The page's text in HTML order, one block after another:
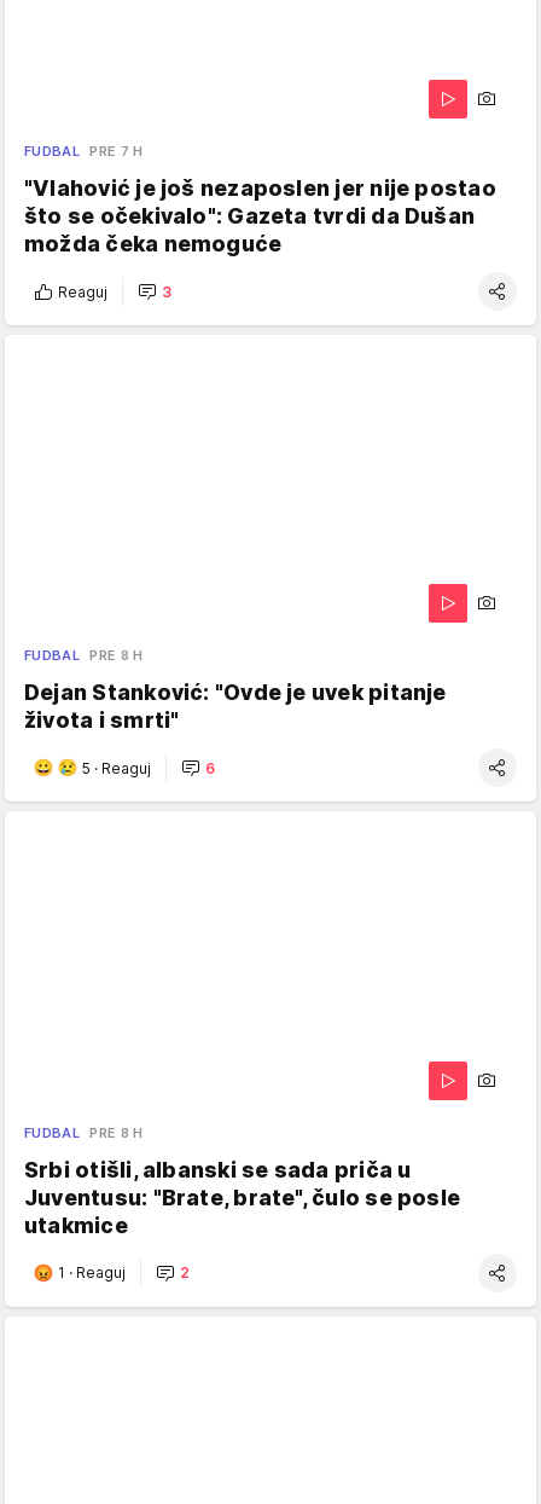
FUDBAL PRE 7 H
"Vlahović je još nezaposlen jer nije postao
što se očekivalo": Gazeta tvrdi da Dušan
možda čeka nemoguće
Reaguj 3
FUDBAL PRE 8 H
Dejan Stanković: "Ovde je uvek pitanje
života i smrti"
5 · Reaguj 6
FUDBAL PRE 8 H
Srbi otišli, albanski se sada priča u
Juventusu: "Brate, brate", čulo se posle
utakmice
1 · Reaguj 2